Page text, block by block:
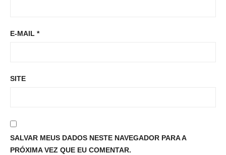
E-MAIL *
SITE
SALVAR MEUS DADOS NESTE NAVEGADOR PARA A
PRÓXIMA VEZ QUE EU COMENTAR.